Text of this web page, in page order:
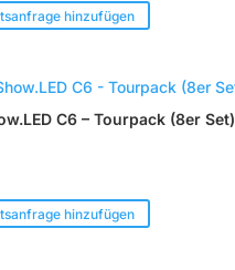
hinzufügen
C6 – Tourpack (8er Set)
hinzufügen